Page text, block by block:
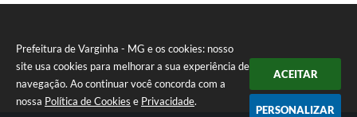
Prefeitura de Varginha - MG e os cookies: nosso
site usa cookies para melhorar a sua experiência de
navegação. Ao continuar você concorda com a
nossa Política de Cookies e Privacidade.
ACEITAR
PERSONALIZAR